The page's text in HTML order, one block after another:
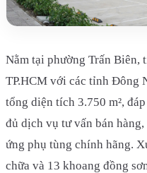
Nằm tại phường Trấn Biên,
TP.HCM với các tỉnh Đông
tổng diện tích 3.750 m²,
đủ dịch vụ tư vấn bán
ứng phụ tùng chính hãng.
chữa và 13 khoang đồng